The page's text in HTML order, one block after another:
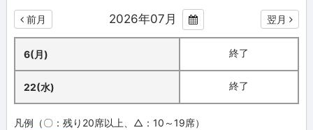
前月 2026年07月 翌月
6(月) 終了
22(水) 終了
凡例（〇：残り20席以上、△：10～19席）